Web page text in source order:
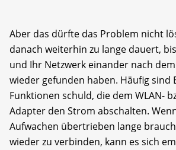
Aber das dürfte das Problem nicht
danach weiterhin zu lange dauert,
und Ihr Netzwerk einander nach
wieder gefunden haben. Häufig sind
Funktionen schuld, die dem WLAN-
Adapter den Strom abschalten.
Aufwachen übertrieben lange
wieder zu verbinden, kann es sich